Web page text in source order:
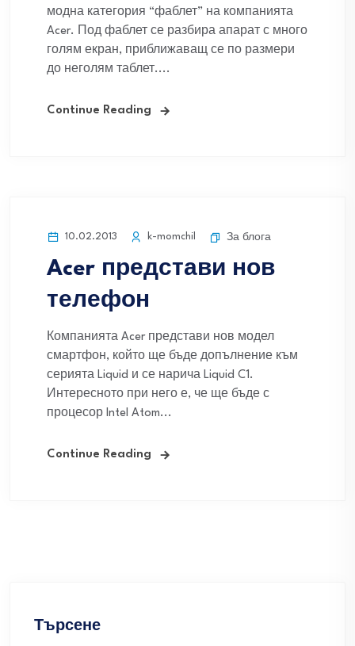
модна категория “фаблет” на компанията
Acer. Под фаблет се разбира апарат с много
голям екран, приближаващ се по размери
до неголям таблет....
Continue Reading
10.02.2013 k-momchil За блога
Acer представи нов
телефон
Компанията Acer представи нов модел
смартфон, който ще бъде допълнение към
серията Liquid и се нарича Liquid C1.
Интересното при него е, че ще бъде с
процесор Intel Atom...
Continue Reading
Търсене